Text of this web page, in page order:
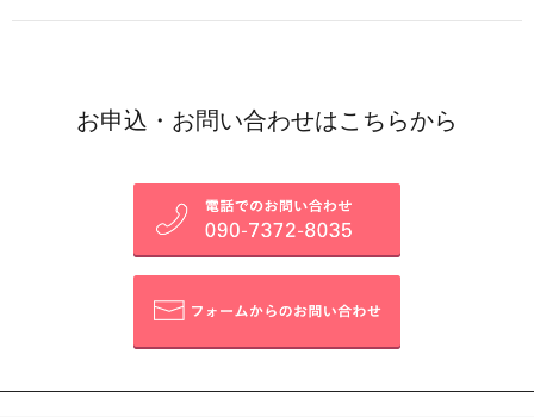
ナ
ゲ
お申込・お問い合わせはこちらから